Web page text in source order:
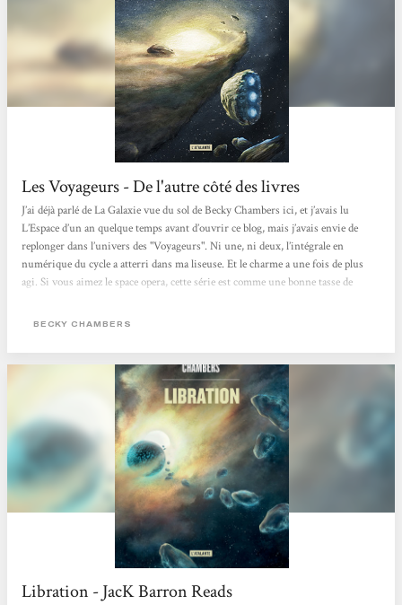
Les Voyageurs - De l'autre côté des livres
J’ai déjà parlé de La Galaxie vue du sol de Becky Chambers ici, et j’avais lu
L’Espace d’un an quelque temps avant d’ouvrir ce blog, mais j’avais envie de
replonger dans l’univers des "Voyageurs". Ni une, ni deux, l’intégrale en
numérique du cycle a atterri dans ma liseuse. Et le charme a une fois de plus
agi. Si vous aimez le space opera, cette série est comme une bonne tasse de
chez vous après une journée pluvieuse. La base commune est que les Humains
BECKY CHAMBERS
Libration - JacK Barron Reads